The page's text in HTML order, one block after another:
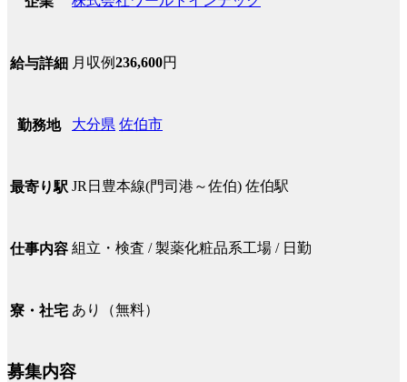
給与詳細 月収例236,600円
勤務地 大分県 佐伯市
最寄り駅 JR日豊本線(門司港～佐伯) 佐伯駅
仕事内容 組立・検査 / 製薬化粧品系工場 / 日勤
寮・社宅 あり（無料）
募集内容